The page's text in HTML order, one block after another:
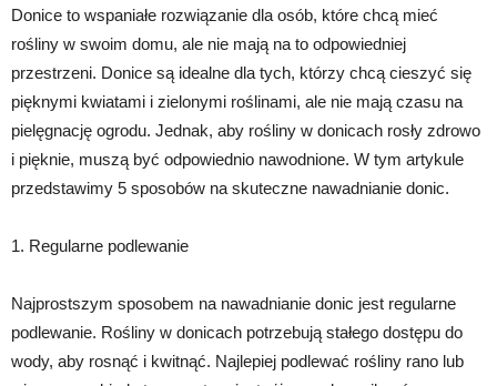
Donice to wspaniałe rozwiązanie dla osób, które chcą mieć
rośliny w swoim domu, ale nie mają na to odpowiedniej
przestrzeni. Donice są idealne dla tych, którzy chcą cieszyć się
pięknymi kwiatami i zielonymi roślinami, ale nie mają czasu na
pielęgnację ogrodu. Jednak, aby rośliny w donicach rosły zdrowo
i pięknie, muszą być odpowiednio nawodnione. W tym artykule
przedstawimy 5 sposobów na skuteczne nawadnianie donic.
1. Regularne podlewanie
Najprostszym sposobem na nawadnianie donic jest regularne
podlewanie. Rośliny w donicach potrzebują stałego dostępu do
wody, aby rosnąć i kwitnąć. Najlepiej podlewać rośliny rano lub